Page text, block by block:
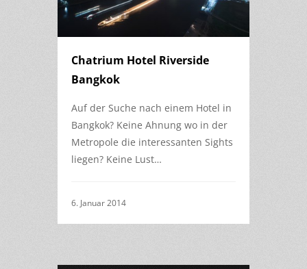
Chatrium Hotel Riverside
Bangkok
Auf der Suche nach einem Hotel in
Bangkok? Keine Ahnung wo in der
Metropole die interessanten Sights
liegen? Keine Lust…
6. Januar 2014